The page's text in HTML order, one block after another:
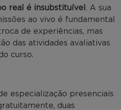
real é insubstituível . A sua
ao vivo é fundamental
de experiências, mas
das atividades avaliativas
curso.
especialização presenciais
duas